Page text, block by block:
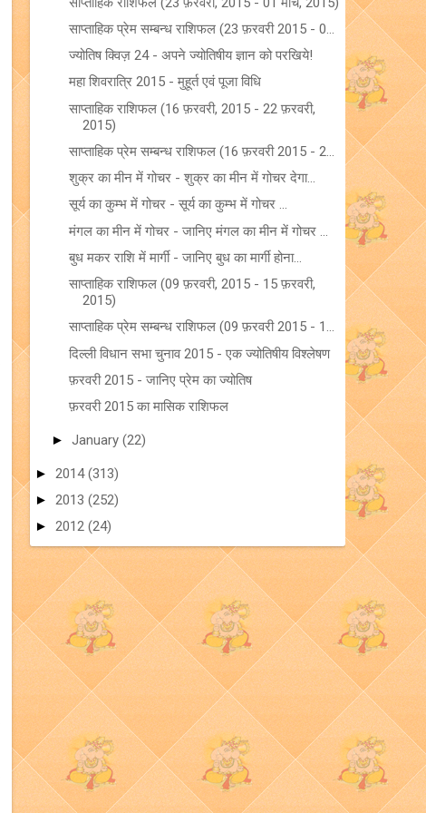
साप्ताहिक प्रेम सम्बन्ध राशिफल (23 फ़रवरी 2015 - 0...
ज्योतिष क्विज़ 24 - अपने ज्योतिषीय ज्ञान को परखिये!
महा शिवरात्रि 2015 - मुहूर्त एवं पूजा विधि
साप्ताहिक राशिफल (16 फ़रवरी, 2015 - 22 फ़रवरी,
2015)
साप्ताहिक प्रेम सम्बन्ध राशिफल (16 फ़रवरी 2015 - 2...
शुक्र का मीन में गोचर - शुक्र का मीन में गोचर देगा...
सूर्य का कुम्भ में गोचर - सूर्य का कुम्भ में गोचर ...
मंगल का मीन में गोचर - जानिए मंगल का मीन में गोचर ...
बुध मकर राशि में मार्गी - जानिए बुध का मार्गी होना...
साप्ताहिक राशिफल (09 फ़रवरी, 2015 - 15 फ़रवरी,
2015)
साप्ताहिक प्रेम सम्बन्ध राशिफल (09 फ़रवरी 2015 - 1...
दिल्ली विधान सभा चुनाव 2015 - एक ज्योतिषीय विश्लेषण
फ़रवरी 2015 - जानिए प्रेम का ज्योतिष
फ़रवरी 2015 का मासिक राशिफल
► January (22)
► 2014(313)
► 2013 (252)
► 2012 (24)